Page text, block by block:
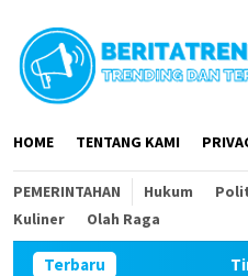
HOME TENTANG KAMI
PEMERINTAHAN Hukum
Kuliner
Olah Raga
Terbaru
Tim Wasev Mabesad